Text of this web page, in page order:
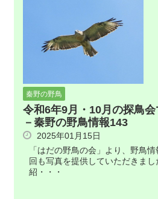
秦野の野鳥
令和6年9月・10月の探鳥
－秦野の野鳥情報143
2025年01月15日
「はだの野鳥の会」より、野鳥
回も写真を提供していただきま
紹・・・